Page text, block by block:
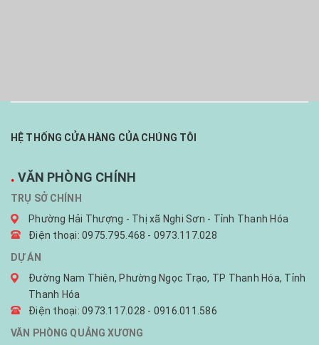
HỆ THỐNG CỬA HÀNG CỦA CHÚNG TÔI
. VĂN PHÒNG CHÍNH
TRỤ SỞ CHÍNH
Phường Hải Thượng - Thị xã Nghi Sơn - Tỉnh Thanh Hóa
Điện thoại: 0975.795.468 - 0973.117.028
DỰ ÁN
Đường Nam Thiên, Phường Ngọc Trạo, TP Thanh Hóa, Tỉnh
Thanh Hóa
Điện thoại: 0973.117.028 - 0916.011.586
VĂN PHÒNG QUẢNG XƯƠNG